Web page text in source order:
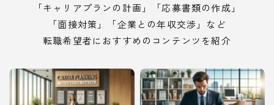
「キャリアプランの計画」「応募書類の作成」
「面接対策」「企業との年収交渉」など
転職希望者におすすめのコンテンツを紹介